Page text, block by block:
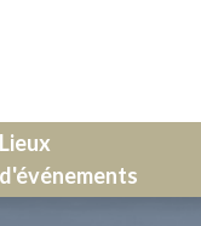
Lieux
d'événements